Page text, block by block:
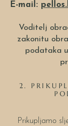
E-mail:
Voditelj
zakonitu
podataka
2.
Prikupljamo